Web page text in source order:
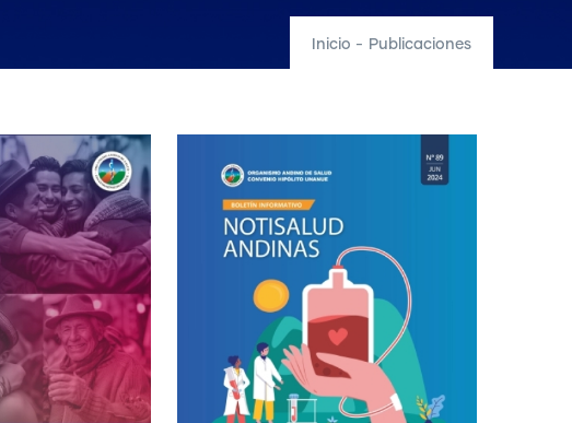
Inicio - Publicaciones